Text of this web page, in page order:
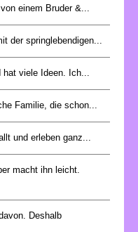
einem Bruder &...
der springlebendigen...
hat viele Ideen. Ich...
Familie, die schon...
und erleben ganz...
macht ihn leicht.
Deshalb